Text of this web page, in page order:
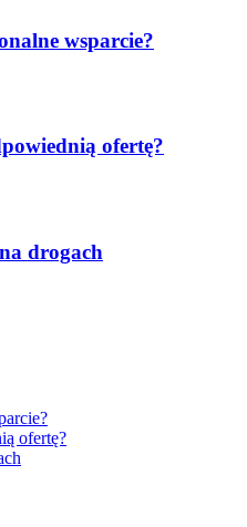
wsparcie?
ofertę?
drogach
ofertę?